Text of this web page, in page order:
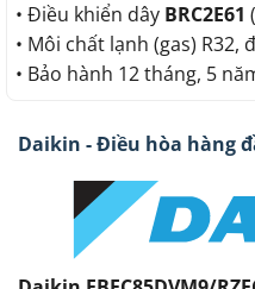
• Điều khiển dây BRC2E61
• Môi chất lạnh (gas) R32,
• Bảo hành 12 tháng, 5
Daikin - Điều hòa hàng